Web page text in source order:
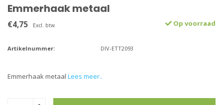
Emmerhaak metaal
€4,75 Excl. btw Op voorraad
Artikelnummer: DIV-ETT2093
Emmerhaak metaal Lees meer..